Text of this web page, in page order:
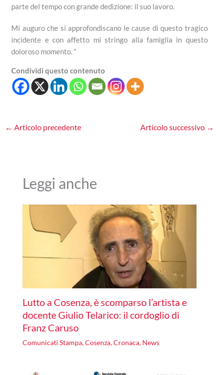
parte del tempo con grande dedizione: il suo lavoro.
Mi auguro che si approfondiscano le cause di questo tragico
incidente e con affetto mi stringo alla famiglia in questo
doloroso momento. “
Condividi questo contenuto
← Articolo precedente Articolo successivo →
Leggi anche
Lutto a Cosenza, è scomparso l’artista e
docente Giulio Telarico: il cordoglio di
Franz Caruso
Comunicati Stampa,Cosenza,Cronaca, News